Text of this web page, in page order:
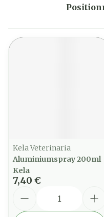
Trier par:
Kela Veterinaria
Aluminiumspray 200ml
Kela
7,40 €